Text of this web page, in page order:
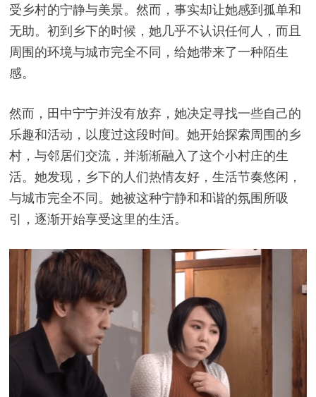
受乡村的宁静与美景。然而，事实却让她感到孤单和
无助。初到乡下的时候，她几乎不认识任何人，而且
周围的环境与城市完全不同，给她带来了一种陌生
感。
然而，田中宁宁并没有放弃，她决定寻找一些自己的
乐趣和活动，以度过这段时间。她开始探索周围的乡
村，与邻居们交流，并渐渐融入了这个小村庄的生
活。她发现，乡下的人们热情友好，生活节奏悠闲，
与城市完全不同。她被这种宁静和和谐的氛围所吸
引，逐渐开始享受这里的生活。